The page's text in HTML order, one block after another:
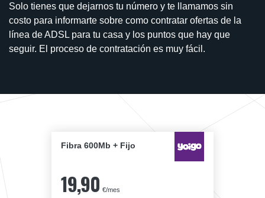
Solo tienes que dejarnos tu número y te llamamos sin
costo para informarte sobre como contratar ofertas de la
línea de ADSL para tu casa y los puntos que hay que
seguir. El proceso de contratación es muy fácil.
Fibra 600Mb + Fijo
19,90 €/mes